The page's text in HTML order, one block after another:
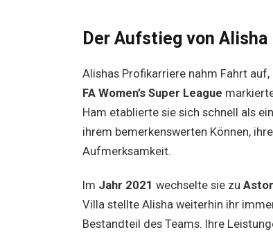
Der Aufstieg von Alisha
Alishas Profikarriere nahm Fahrt auf,
FA Women’s Super League
Ham etablierte sie sich schnell als
ihrem bemerkenswerten Können,
Aufmerksamkeit.
Im Jahr 2021 wechselte sie zu
Villa stellte Alisha weiterhin ihr
Bestandteil des Teams. Ihre